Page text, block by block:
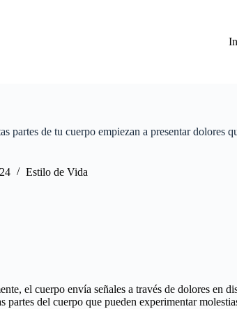
partes de tu cuerpo empiezan a presentar dolores
Estilo de Vida
el cuerpo envía señales a través de dolores en
del cuerpo que pueden experimentar